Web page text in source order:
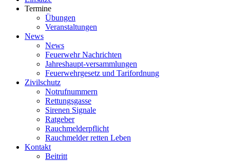
Termine
Übungen
Veranstaltungen
News
News
Feuerwehr Nachrichten
Jahreshaupt-versammlungen
Feuerwehrgesetz und Tarifordnung
Zivilschutz
Notrufnummern
Rettungsgasse
Sirenen Signale
Ratgeber
Rauchmelderpflicht
Rauchmelder retten Leben
Kontakt
Beitritt